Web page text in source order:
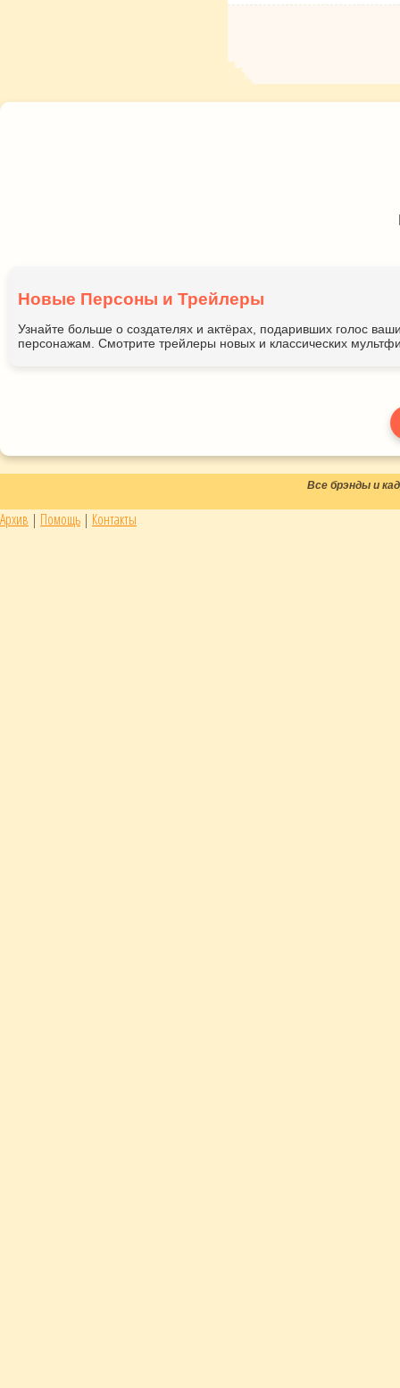
Новые Персоны и Трейлеры
Узнайте больше о создателях и актёрах, подаривших голос
персонажам. Смотрите трейлеры новых и классических
Все брэнды и
Архив | Помощь | Контакты